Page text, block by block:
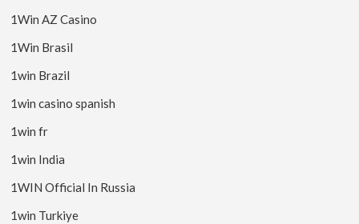
1Win AZ Casino
1Win Brasil
1win Brazil
1win casino spanish
1win fr
1win India
1WIN Official In Russia
1win Turkiye